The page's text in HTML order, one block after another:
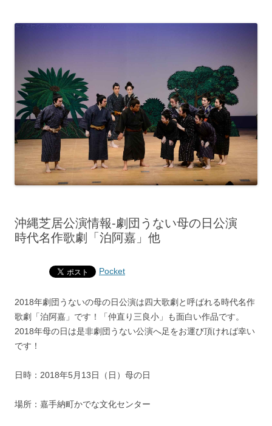
沖縄芝居公演情報‐劇団うない母の日公演
時代名作歌劇「泊阿嘉」他
Pocket
2018年劇団うないの母の日公演は四大歌劇と呼ばれる時代名作
歌劇「泊阿嘉」です！「仲直り三良小」も面白い作品です。
2018年母の日は是非劇団うない公演へ足をお運び頂ければ幸い
です！
日時：2018年5月13日（日）母の日
場所：嘉手納町かでな文化センター